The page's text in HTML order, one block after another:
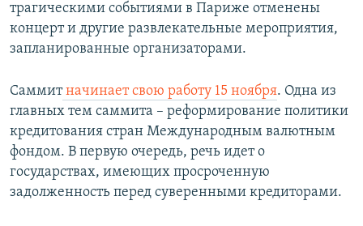
трагическими событиями в Париже отменены
концерт и другие развлекательные мероприятия,
запланированные организаторами.
Саммитначинает свою работу 15 ноября. Одна из
главных тем саммита – реформирование политики
кредитования стран Международным валютным
фондом. В первую очередь, речь идет о
государствах, имеющих просроченную
задолженность перед суверенными кредиторами.